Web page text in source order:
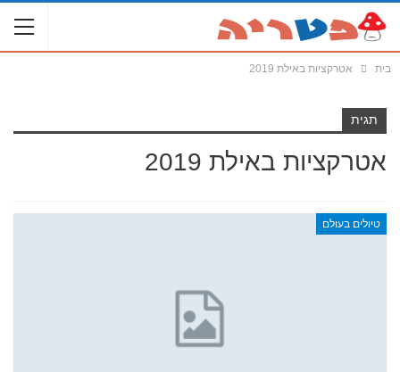
בית אטרקציות באילת 2019
תגית
אטרקציות באילת 2019
טיולים בעולם